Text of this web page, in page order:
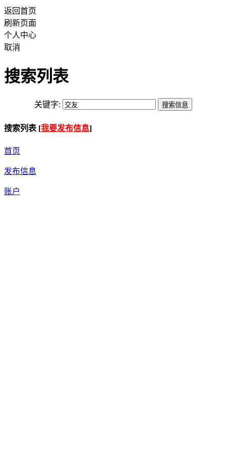
返回首页
刷新页面
个人中心
取消
搜索列表
关键字:
搜索列表 [我要发布信息]
首页
发布信息
账户